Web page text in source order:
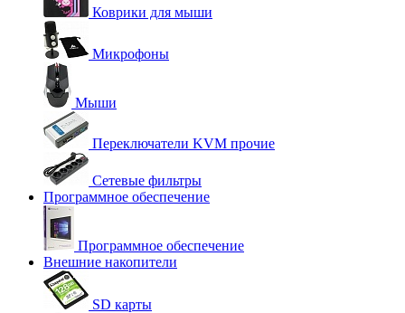
Коврики для мыши
Микрофоны
Мыши
Переключатели KVM прочие
Сетевые фильтры
Программное обеспечение
Программное обеспечение
Внешние накопители
SD карты